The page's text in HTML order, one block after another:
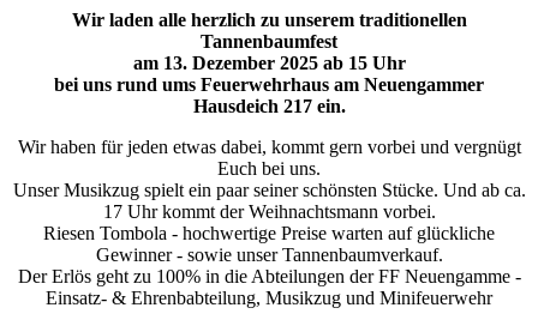
Wir laden alle herzlich zu unserem traditionellen
Tannenbaumfest
am 13. Dezember 2025 ab 15 Uhr
bei uns rund ums Feuerwehrhaus am Neuengammer
Hausdeich 217 ein.
Wir haben für jeden etwas dabei, kommt gern vorbei und vergnügt
Euch bei uns.
Unser Musikzug spielt ein paar seiner schönsten Stücke. Und ab ca.
17 Uhr kommt der Weihnachtsmann vorbei.
Riesen Tombola - hochwertige Preise warten auf glückliche
Gewinner - sowie unser Tannenbaumverkauf.
Der Erlös geht zu 100% in die Abteilungen der FF Neuengamme -
Einsatz- & Ehrenbabteilung, Musikzug und Minifeuerwehr